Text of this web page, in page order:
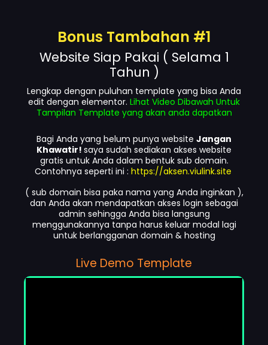
Bonus Tambahan #1
Website Siap Pakai ( Selama 1
Tahun )
Lengkap dengan puluhan template yang bisa Anda
edit dengan elementor. Lihat Video Dibawah Untuk
Tampilan Template yang akan anda dapatkan
Bagi Anda yang belum punya website Jangan
Khawatir! saya sudah sediakan akses website
gratis untuk Anda dalam bentuk sub domain.
Contohnya seperti ini : https://aksen.viulink.site
( sub domain bisa paka nama yang Anda inginkan ),
dan Anda akan mendapatkan akses login sebagai
admin sehingga Anda bisa langsung
menggunakannya tanpa harus keluar modal lagi
untuk berlangganan domain & hosting
Live Demo Template